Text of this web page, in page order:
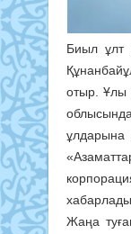
Биыл ұлт
отыр. Ұлы
ұлдарына
хабарлады.
Жаңа